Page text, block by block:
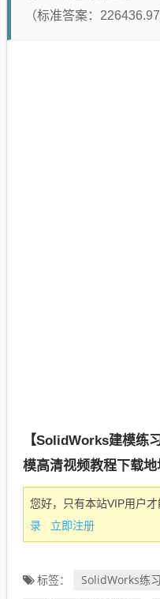
（标准答案：226436.97
【SolidWorks建模练
模高清视频教程下载地
您好，只有本站VIP用户才
录
立即注册
标签： SolidWorks练